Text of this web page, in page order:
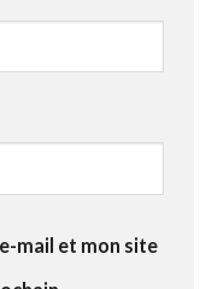
mail et mon site